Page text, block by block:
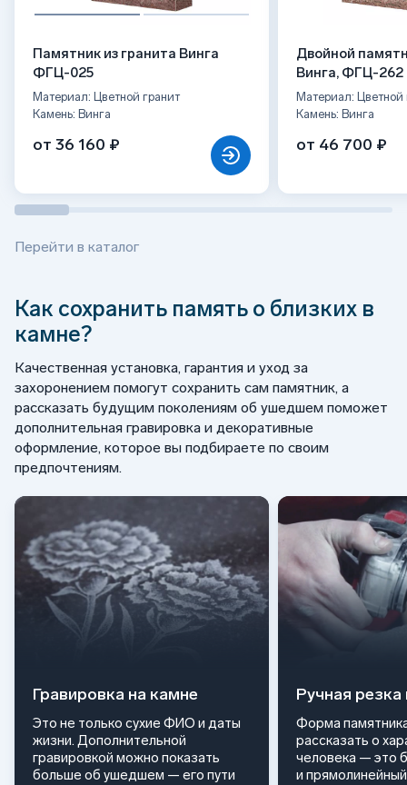
Памятник из гранита Винга
ФГЦ-025
Материал: Цветной гранит
Камень: Винга
от 36 160 ₽
Двойной
Винга, ФГЦ-262
Материал: Цветной
Камень: Винга
от 46 700 ₽
Перейти в каталог
Как сохранить память о близких в
камне?
Качественная установка, гарантия и уход за
захоронением помогут сохранить сам памятник, а
рассказать будущим поколениям об ушедшем поможет
дополнительная гравировка и декоративные
оформление, которое вы подбираете по своим
предпочтениям.
Гравировка на камне
Это не только сухие ФИО и даты
жизни. Дополнительной
гравировкой можно показать
больше об ушедшем — его пути
Ручная
Форма
рассказать о
человека — это
и